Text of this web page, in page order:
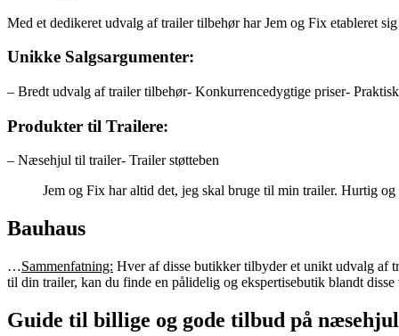
Med et dedikeret udvalg af trailer tilbehør har Jem og Fix etableret
Unikke Salgsargumenter:
– Bredt udvalg af trailer tilbehør- Konkurrencedygtige priser-
Produkter til Trailere:
– Næsehjul til trailer- Trailer støtteben
Jem og Fix har altid det, jeg skal bruge til min trailer. Hurtig
Bauhaus
…Sammenfatning: Hver af disse butikker tilbyder et unikt udvalg af
til din trailer, kan du finde en pålidelig og ekspertisebutik blandt
Guide til billige og gode tilbud på